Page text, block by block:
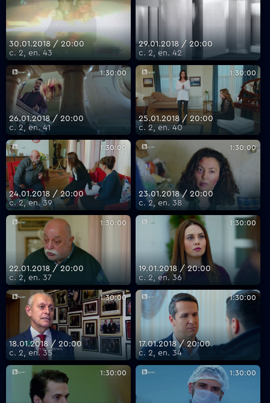
30.01.2018 / 20:00
с. 2, еп. 43
29.01.2018 / 20:00
с. 2, еп. 42
1:30:00
26.01.2018 / 20:00
с. 2, еп. 41
1:30:00
25.01.2018 / 20:00
с. 2, еп. 40
1:30:00
24.01.2018 / 20:00
с. 2, еп. 39
1:30:00
23.01.2018 / 20:00
с. 2, еп. 38
1:30:00
22.01.2018 / 20:00
с. 2, еп. 37
1:30:00
19.01.2018 / 20:00
с. 2, еп. 36
1:30:00
18.01.2018 / 20:00
с. 2, еп. 35
1:30:00
17.01.2018 / 20:00
с. 2, еп. 34
1:30:00 1:30:00